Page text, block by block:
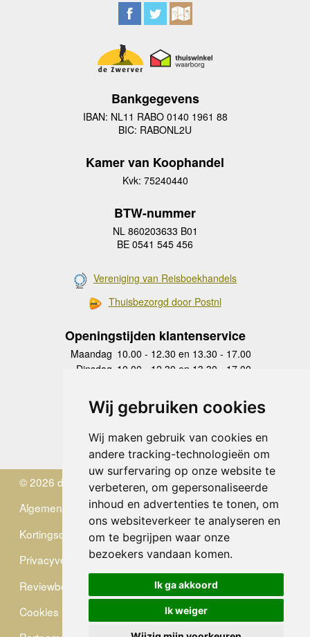
Wij gebruiken cookies
Wij maken gebruik van cookies en
andere tracking-technologieën om
uw surfervaring op onze website te
verbeteren, om gepersonaliseerde
inhoud en advertenties te tonen, om
ons websiteverkeer te analyseren en
om te begrijpen waar onze
bezoekers vandaan komen.
Ik ga akkoord
Ik weiger
Bankgegevens
IBAN: NL11 RABO 0140 1961 88
BIC: RABONL2U
Kamer van Koophandel
Kvk: 75240440
BTW-nummer
NL 860203633 B01
BE 0541 545 456
Vereniging van Reisboekhandels
Thuisbezorgd door Postnl
Openingstijden klantenservice
Maandag 10.00 - 12.30 en 13.30 - 17.00
Dinsdag 10.00 - 12.30 en 13.30 - 17.00
Donderdag
10.00 - 12.30 en 13.30 - 17.00
Vrijdag 10.00 - 12.30 en 13.30 - 17.00
Zaterdag
gesloten
Zondag gesloten
© 2026 de Zwerver
Algemene Voorwaarden
Kortingscode
Privacyverklaring
Reviewbeleid
Cookies